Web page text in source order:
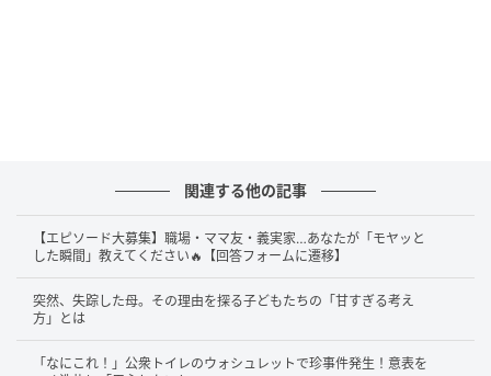
関連する他の記事
【エピソード大募集】職場・ママ友・義実家…あなたが「モヤッと
した瞬間」教えてください🔥【回答フォームに遷移】
突然、失踪した母。その理由を探る子どもたちの「甘すぎる考え
方」とは
「なにこれ！」公衆トイレのウォシュレットで珍事件発生！意表を